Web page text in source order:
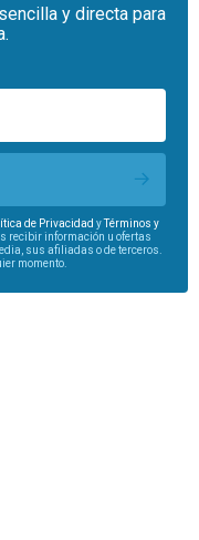
y directa para
de Privacidad yTérminos y
recibir información u ofertas
sus afiliadas o de terceros.
momento.